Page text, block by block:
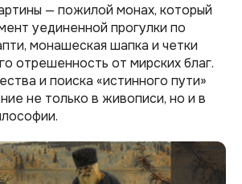
— пожилой монах, который
уединенной прогулки по
монашеская шапка и четки
отрешенность от мирских благ.
и поиска «истинного пути»
не только в живописи, но и в